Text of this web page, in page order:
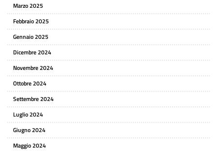
Marzo 2025
Febbraio 2025
Gennaio 2025
Dicembre 2024
Novembre 2024
Ottobre 2024
Settembre 2024
Luglio 2024
Giugno 2024
Maggio 2024